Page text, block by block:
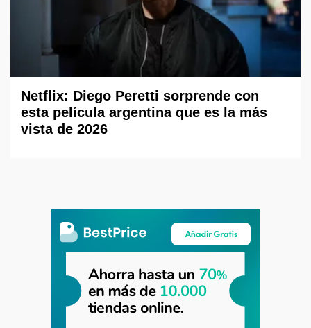
Netflix: Diego Peretti sorprende con
esta película argentina que es la más
vista de 2026